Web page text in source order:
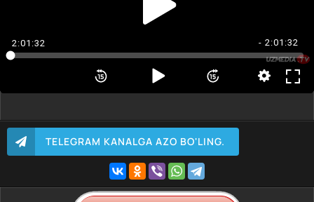
2:01:32 - 2:01:32
TELEGRAM KANALGA AZO BO'LING.